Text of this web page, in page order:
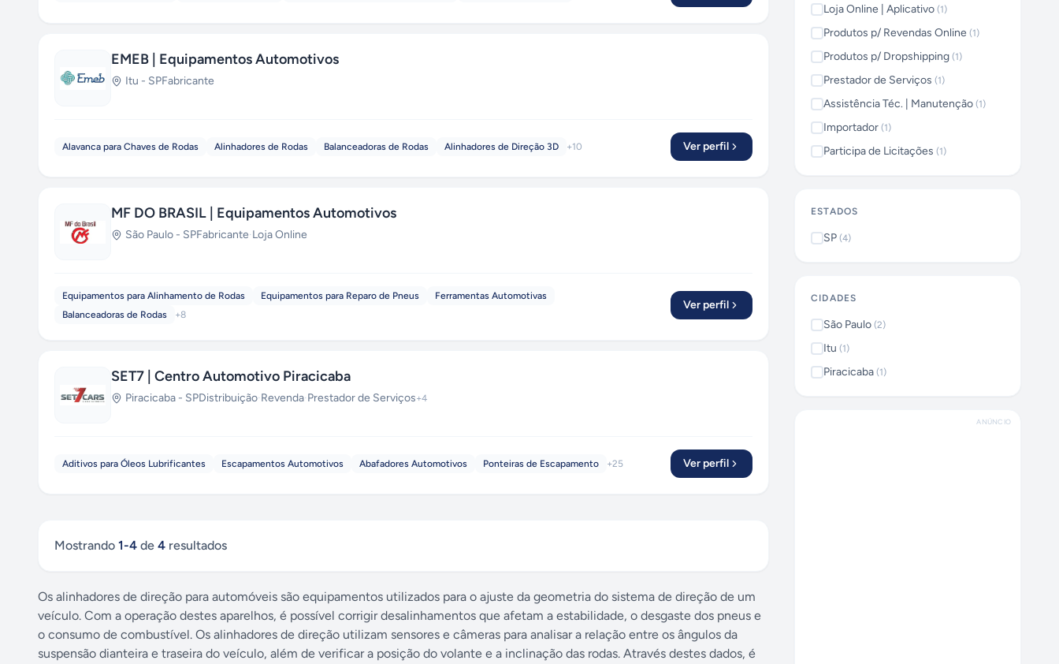
EMEB | Equipamentos Automotivos
Itu - SPFabricante
Alavanca para Chaves de Rodas Alinhadores de Rodas Balanceadoras de Rodas Alinhadores de Direção 3D +10 Ver perfil
MF DO BRASIL | Equipamentos Automotivos
São Paulo - SPFabricante·Loja Online
Equipamentos para Alinhamento de Rodas Equipamentos para Reparo de Pneus
Ferramentas Automotivas
Balanceadoras de Rodas
+8
Ver perfil
SET7 | Centro Automotivo Piracicaba
Piracicaba - SPDistribuição·Revenda·Prestador de Serviços+4
Aditivos para Óleos Lubrificantes Escapamentos Automotivos Abafadores Automotivos Ponteiras de Escapamento +25 Ver perfil
Mostrando 1-4 de 4 resultados
Os alinhadores de direção para automóveis são equipamentos utilizados para o ajuste da geometria do sistema de direção de um
veículo. Com a operação destes aparelhos, é possível corrigir desalinhamentos que afetam a estabilidade, o desgaste dos pneus e
o consumo de combustível. Os alinhadores de direção utilizam sensores e câmeras para analisar a relação entre os ângulos da
suspensão dianteira e traseira do veículo, além de verificar a posição do volante e a inclinação das rodas. Através destes dados, é
Loja Online | Aplicativo (1)
Produtos p/ Revendas Online (1)
Produtos p/ Dropshipping (1)
Prestador de Serviços (1)
Assistência Téc. | Manutenção (1)
Importador (1)
Participa de Licitações (1)
ESTADOS
SP (4)
CIDADES
São Paulo (2)
Itu (1)
Piracicaba (1)
ANÚNCIO